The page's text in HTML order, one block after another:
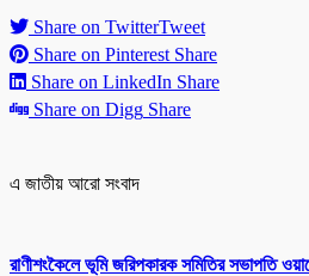
Share on TwitterTweet
Share on Pinterest Share
Share on LinkedIn Share
Share on Digg Share
এ জাতীয় আরো সংবাদ
রাণীশংকৈলে ভূমি জরিপকারক সমিতির সভাপতি